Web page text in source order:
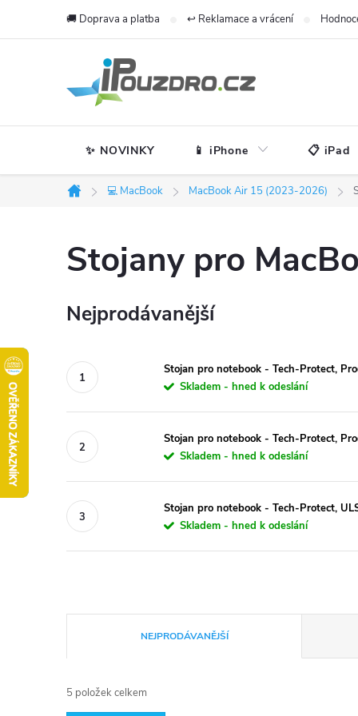
🚚 Doprava a platba ↩️ Reklamace a vrácení
✨ NOVINKY 📱 iPhone 📋 iPad
Domů
💻 MacBook MacBook Air 15 (2023-2026)
Stojany pro
Nejprodávanější
Stojan pro notebook - Tech-Protect,
Skladem - hned k odeslání
Stojan pro notebook - Tech-Protect,
Skladem - hned k odeslání
Stojan pro notebook - Tech-Protect,
Skladem - hned k odeslání
a
NEJPRODÁVANĚJŠÍ
5 položek celkem